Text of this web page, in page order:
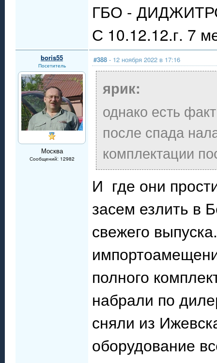
ГБО -
С 10.12.12.г. 7
boris55
Посетитель
Москва
Сообщений: 12982
#388 - 12 ноября 2022 в 17:16
ярик:
однако есть
после спада
комплектации
И где они
засем езлить в
свежего
полного
набрали по
сняли из
оборудование